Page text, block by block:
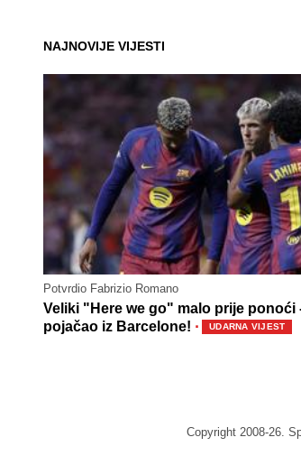
NAJNOVIJE VIJESTI
Potvrdio Fabrizio Romano
Veliki "Here we go" malo prije ponoći
pojačao iz Barcelone! · UDARNA VIJEST
Copyright 2008-26.